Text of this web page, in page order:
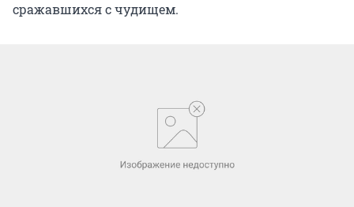
сражавшихся с чудищем.